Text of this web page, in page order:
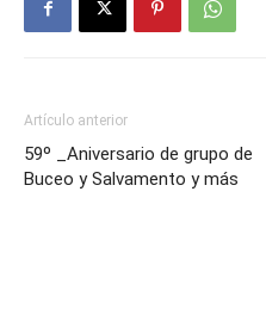
Artículo anterior
59º _Aniversario de grupo de
Buceo y Salvamento y más